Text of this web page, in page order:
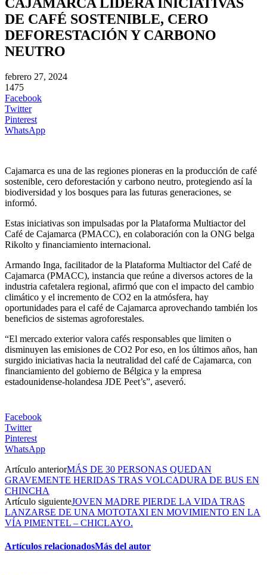
DE CAFÉ SOSTENIBLE, CERO
DEFORESTACIÓN Y CARBONO
NEUTRO
febrero 27, 2024
1475
Facebook
Twitter
Pinterest
WhatsApp
Cajamarca es una de las regiones pioneras en la producción de café
sostenible, cero deforestación y carbono neutro, protegiendo así la
biodiversidad y los bosques para las futuras generaciones, se
informó.
Estas iniciativas son impulsadas por la Plataforma Multiactor del
Café de Cajamarca (PMACC), en colaboración con la ONG belga
Rikolto y financiamiento internacional.
Armando Inga, facilitador de la Plataforma Multiactor del Café de
Cajamarca (PMACC), instancia que reúne a diversos actores de la
industria cafetalera regional, afirmó que con el impacto del cambio
climático y el incremento de CO2 en la atmósfera, hay
oportunidades para el café de Cajamarca aprovechando también los
beneficios de sistemas agroforestales.
“El mercado exterior valora cafés responsables que limiten o
disminuyen las emisiones de CO2 Por eso, en los últimos años, han
surgido iniciativas hacia la neutralidad del café de Cajamarca, con
financiamiento del gobierno de Bélgica y la empresa
estadounidense-holandesa JDE Peet’s”, aseveró.
Facebook
Twitter
Pinterest
WhatsApp
Artículo anteriorMÁS DE 30 PERSONAS QUEDAN
GRAVEMENTE HERIDAS TRAS VOLCADURA DE BUS EN
CHINCHA
Artículo siguienteJOVEN MADRE PIERDE LA VIDA TRAS
LANZARSE DE UNA MOTOTAXI EN MOVIMIENTO EN LA
VÍA PIMENTEL – CHICLAYO.
Artículos relacionadosMás del autor